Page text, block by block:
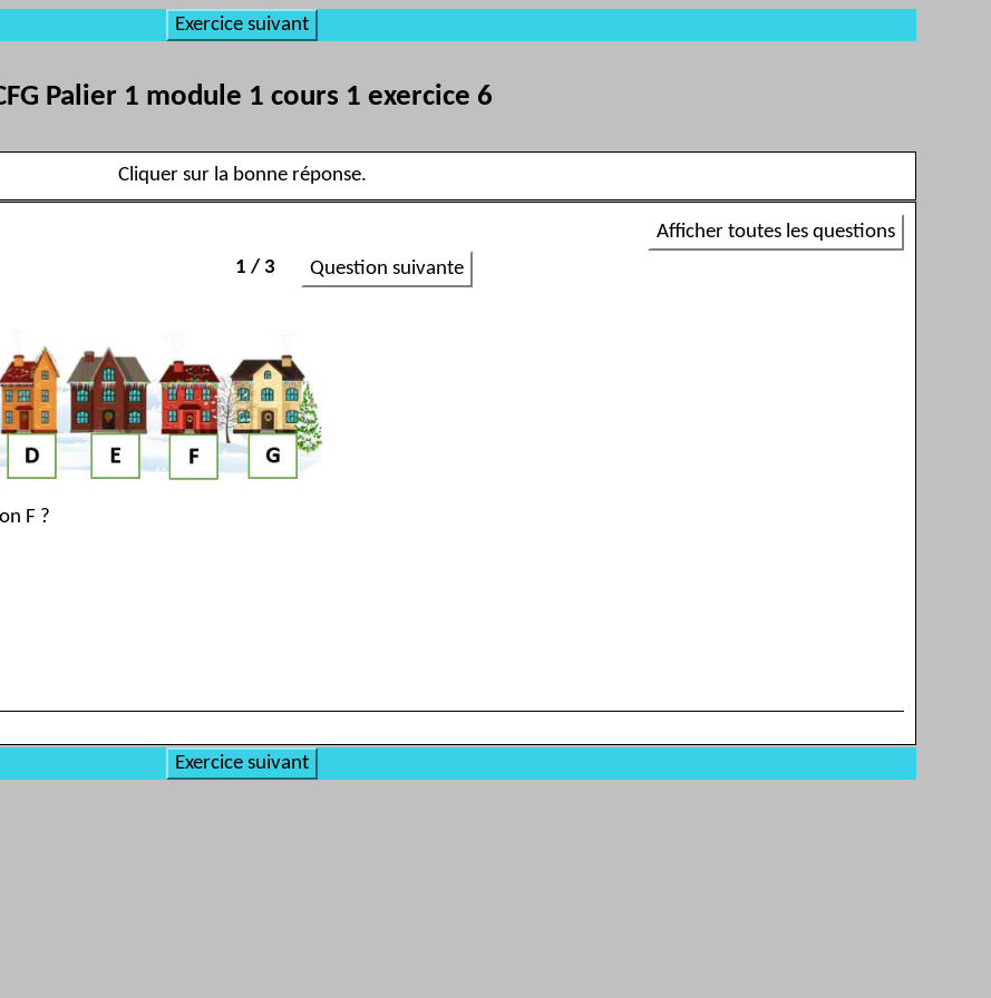
Exercice suivant
Palier 1 module 1 cours 1 exercice 6
Cliquer sur la bonne réponse.
Afficher toutes les questions
1 / 3
Question suivante
F ?
Exercice suivant